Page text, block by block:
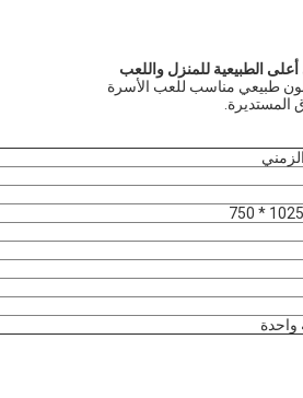
الطبيعية للمنزل واللعب
المستديرة.